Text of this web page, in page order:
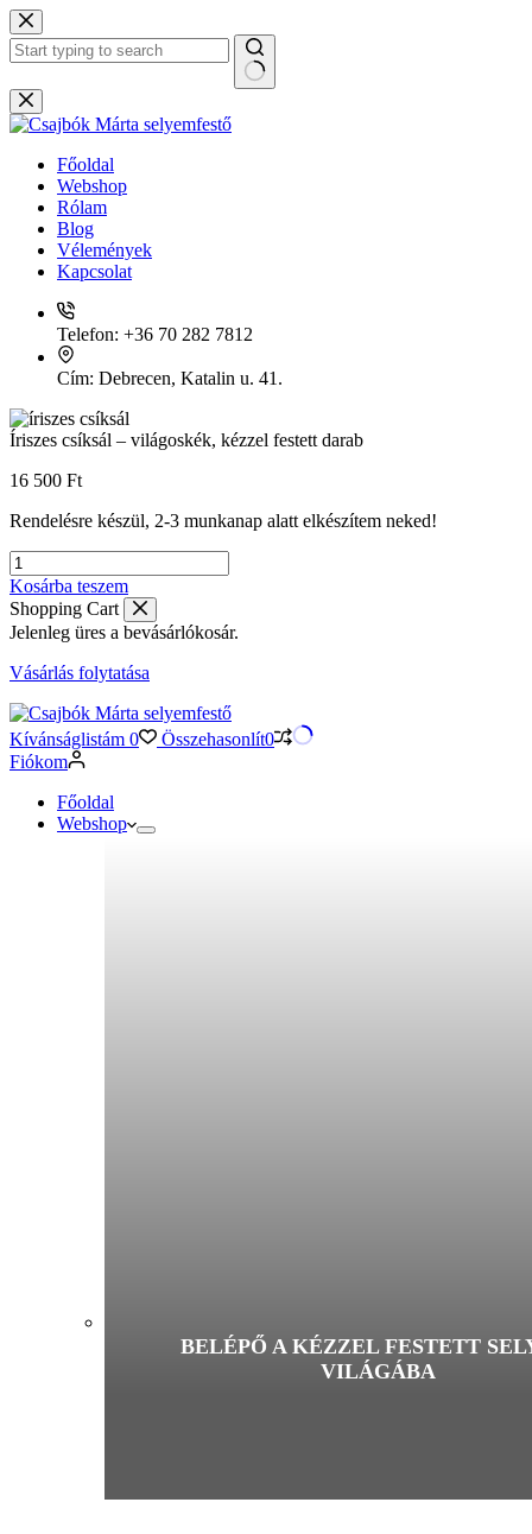
Skip
to
content
No
results
Főoldal
Webshop
Rólam
Blog
Vélemények
Kapcsolat
Telefon: +36 70 282 7812
Cím: Debrecen, Katalin u. 41.
Íriszes csíksál – világoskék, kézzel festett darab
16 500 Ft
Rendelésre készül, 2-3 munkanap alatt elkészítem neked!
Íriszes
csíksál
–
világoskék,
kézzel
festett
darab
mennyiség
Kosárba teszem
Shopping Cart
Jelenleg üres a bevásárlókosár.
Vásárlás folytatása
Kívánságlistám 0 Összehasonlít0
Fiókom
Főoldal
Webshop
BELÉPŐ A KÉZZEL FESTETT
VILÁGÁBA